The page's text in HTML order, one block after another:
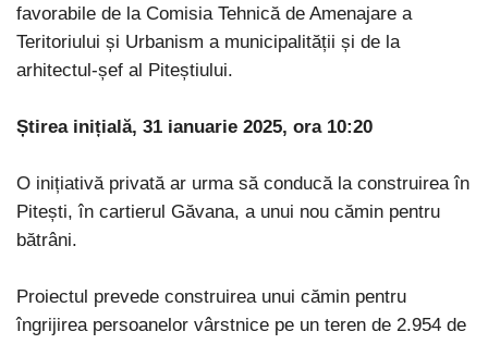
favorabile de la Comisia Tehnică de Amenajare a
Teritoriului și Urbanism a municipalității și de la
arhitectul-șef al Piteștiului.
Știrea inițială, 31 ianuarie 2025, ora 10:20
O inițiativă privată ar urma să conducă la construirea în
Pitești, în cartierul Găvana, a unui nou cămin pentru
bătrâni.
Proiectul prevede construirea unui cămin pentru
îngrijirea persoanelor vârstnice pe un teren de 2.954 de